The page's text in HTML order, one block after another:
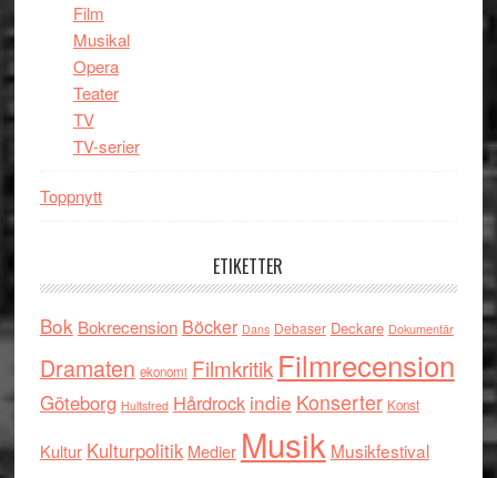
Film
Musikal
Opera
Teater
TV
TV-serier
Toppnytt
ETIKETTER
Bok Bokrecension Böcker Dans Debaser Deckare Dokumentär
Dramaten ekonomi Filmkritik Filmrecension
Göteborg Hultsfred Hårdrock indie Konserter Konst
Kultur Kulturpolitik Medier Musik Musikfestival